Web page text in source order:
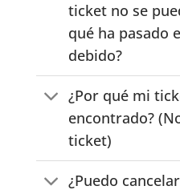
ticket no se
qué ha pasado
debido?
¿Por qué mi
encontrado?
ticket)
¿Puedo